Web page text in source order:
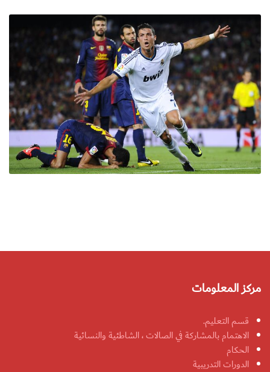
مركز المعلومات
قسم التعليم.
الاهتمام بالمشاركة في الصالات ، الشاطئية والنسائية
الحكام
الدورات التدريبية